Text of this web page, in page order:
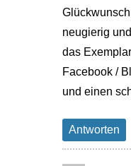
neugierig
das
Facebook /
und einen
Antworten